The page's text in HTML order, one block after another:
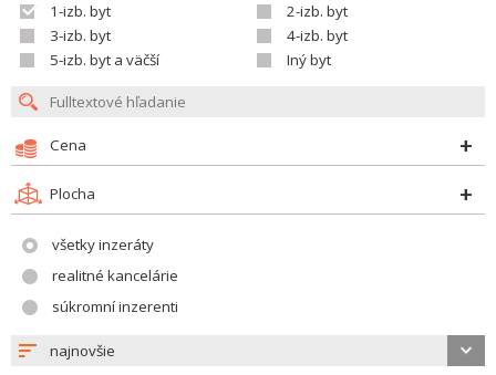
1-izb. byt
2-izb. byt
3-izb. byt
4-izb. byt
5-izb. byt a väčší
Iný byt
Cena
Plocha
všetky inzeráty
realitné kancelárie
súkromní inzerenti
najnovšie